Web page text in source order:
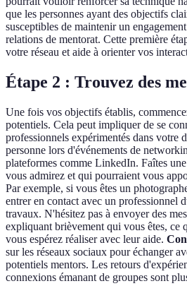
que les personnes ayant des objectifs
susceptibles de maintenir un
relations de mentorat. Cette première
votre réseau et aide à orienter vos
Étape 2 : Trouvez des
Une fois vos objectifs établis,
potentiels. Cela peut impliquer de se
professionnels expérimentés dans votre
personne lors d'événements de
plateformes comme LinkedIn. Faîtes
vous admirez et qui pourraient vous
Par exemple, si vous êtes un
entrer en contact avec un professionnel
travaux. N'hésitez pas à envoyer des
expliquant brièvement qui vous êtes, ce
vous espérez réaliser avec leur aide.
sur les réseaux sociaux pour échanger
potentiels mentors. Les retours
connexions émanant de groupes sont